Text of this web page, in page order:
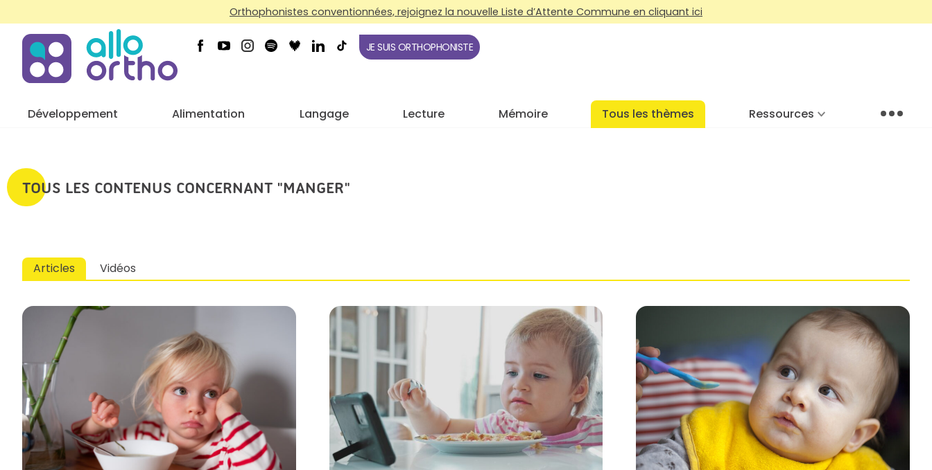
Orthophonistes conventionnées, rejoignez la nouvelle Liste d’Attente Commune en cliquant ici
JE SUIS ORTHOPHONISTE
Développement Alimentation Langage Lecture Mémoire Tous les thèmes Ressources Menu
TOUS LES CONTENUS CONCERNANT "MANGER"
Articles Vidéos